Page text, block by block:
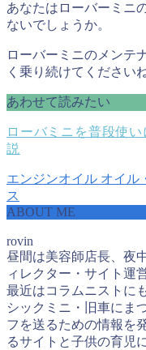
あなたはローバーミニ
ないでしょうか。
ローバーミニのメンテ
く乗り続けてくださいね
あわせて読みたい
ローバミニを普段使
説
エンジンオイル オイル
ス
ABOUT ME
rovin
昼間は美容師店長、夜
ィレクター・サイト運
最近はコラムニストに
シックミニ・旧車にま
フを送るための情報を
るサイトと子供の育児